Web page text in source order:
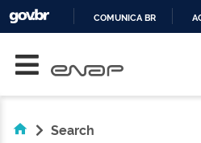
COMUNICA BR
Search